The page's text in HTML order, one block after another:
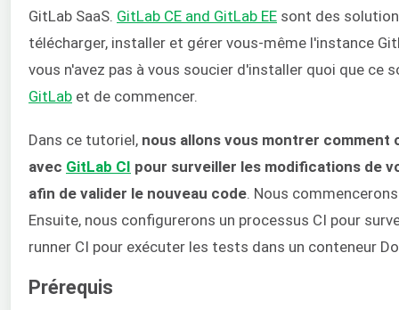
GitLab SaaS. GitLab CE and GitLab EE sont des
télécharger, installer et gérer vous-même l'instance
vous n'avez pas à vous soucier d'installer quoi que ce
GitLab et de commencer.
Dans ce tutoriel, nous allons vous montrer
avec GitLab CI pour surveiller les modifications de
afin de valider le nouveau code . Nous
Ensuite, nous configurerons un processus CI pour
runner CI pour exécuter les tests dans un conteneur
Prérequis